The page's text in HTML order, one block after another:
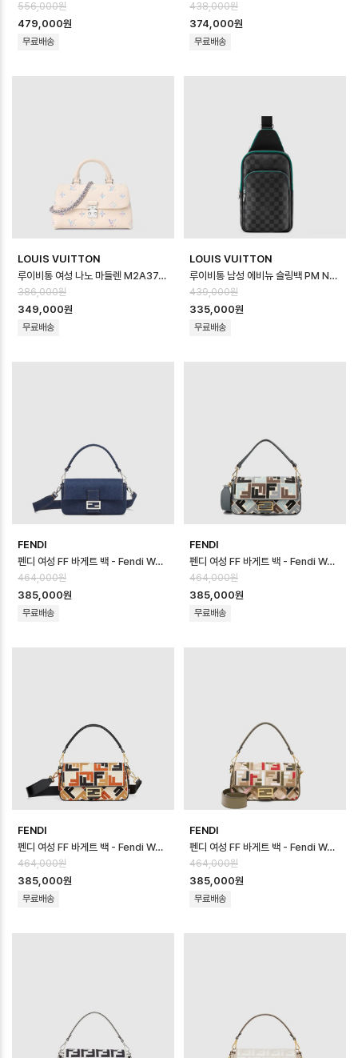
556,000원
479,000원
무료배송
438,000원
374,000원
무료배송
LOUIS VUITTON
루이비통 여성 나노 마들렌 M2A374 - Louis vuitton Womens Nano …
386,000원
349,000원
무료배송
LOUIS VUITTON
루이비통 남성 에비뉴 슬링백 PM N40841 - Louis vuitton Mens Ave…
439,000원
335,000원
무료배송
FENDI
펜디 여성 FF 바게트 백 - Fendi Womens FF Baguette Bag - fe…
464,000원
385,000원
무료배송
FENDI
펜디 여성 FF 바게트 백 - Fendi Womens FF Baguette Bag - fe…
464,000원
385,000원
무료배송
FENDI
펜디 여성 FF 바게트 백 - Fendi Womens FF Baguette Bag - fe…
464,000원
385,000원
무료배송
FENDI
펜디 여성 FF 바게트 백 - Fendi Womens FF Baguette Bag - fe…
464,000원
385,000원
무료배송